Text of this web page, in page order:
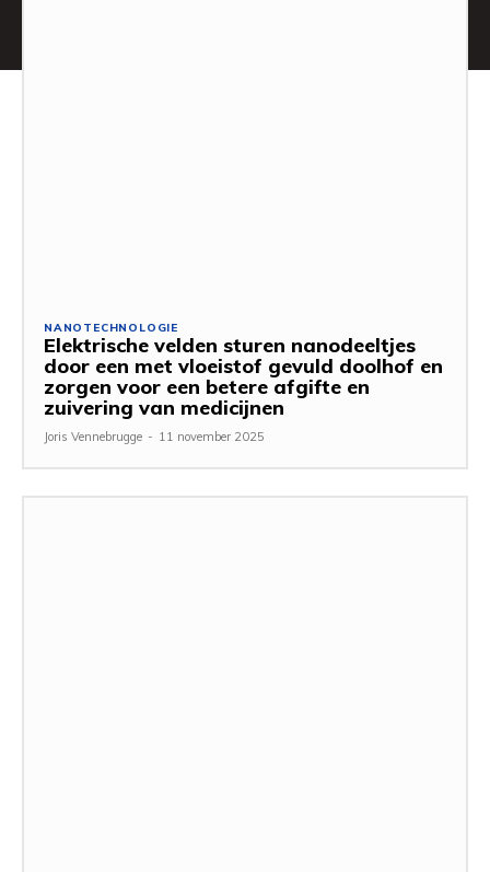
NANOTECHNOLOGIE
Elektrische velden sturen nanodeeltjes
door een met vloeistof gevuld doolhof en
zorgen voor een betere afgifte en
zuivering van medicijnen
Joris Vennebrugge - 11 november 2025